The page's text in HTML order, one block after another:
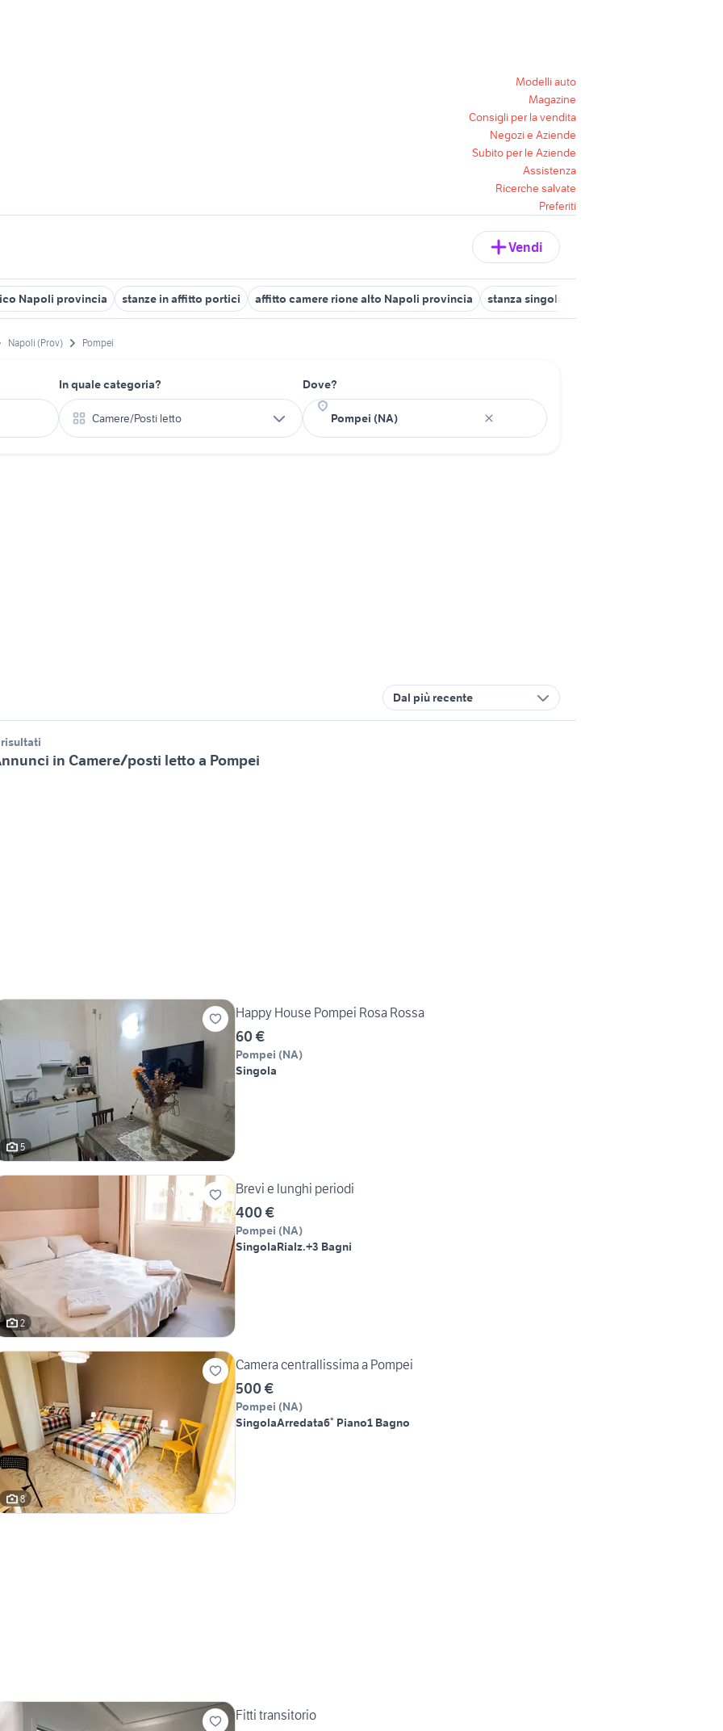
Modelli auto
Magazine
Consigli per la vendita
Negozi e Aziende
Subito per le Aziende
Assistenza
Ricerche salvate
Preferiti
Vendi
Napoli provincia stanze in affitto portici affitto camere rione alto Napoli provincia stanza singola napoli
Napoli (Prov) Pompei
In quale categoria?
Camere/Posti letto
Dove?
Dal più recente
in Camere/posti letto a Pompei
5
Happy House Pompei Rosa Rossa
60 €
Pompei (NA)
Singola
2
Brevi e lunghi periodi
400 €
Pompei (NA)
SingolaRialz.+3 Bagni
8
Camera centrallissima a Pompei
500 €
Pompei (NA)
SingolaArredata6° Piano1 Bagno
Fitti transitorio